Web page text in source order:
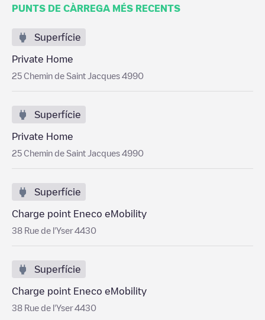
PUNTS DE CÀRREGA MÉS RECENTS
Superfície
Private Home
25 Chemin de Saint Jacques 4990
Superfície
Private Home
25 Chemin de Saint Jacques 4990
Superfície
Charge point Eneco eMobility
38 Rue de l'Yser 4430
Superfície
Charge point Eneco eMobility
38 Rue de l'Yser 4430